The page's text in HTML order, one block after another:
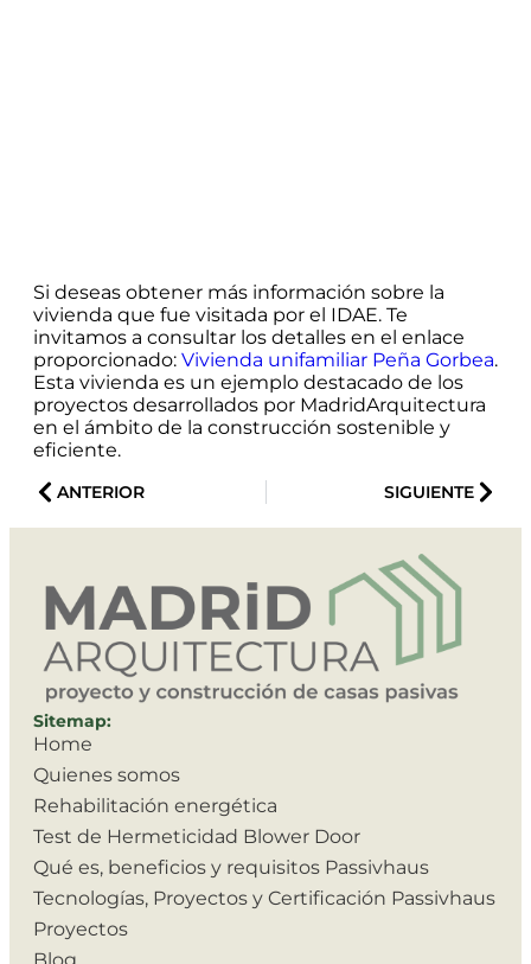
Si deseas obtener más información sobre la
vivienda que fue visitada por el IDAE. Te
invitamos a consultar los detalles en el enlace
proporcionado: Vivienda unifamiliar Peña Gorbea.
Esta vivienda es un ejemplo destacado de los
proyectos desarrollados por MadridArquitectura
en el ámbito de la construcción sostenible y
eficiente.
ANTERIOR SIGUIENTE
Sitemap:
Home
Quienes somos
Rehabilitación energética
Test de Hermeticidad Blower Door
Qué es, beneficios y requisitos Passivhaus
Tecnologías, Proyectos y Certificación Passivhaus
Proyectos